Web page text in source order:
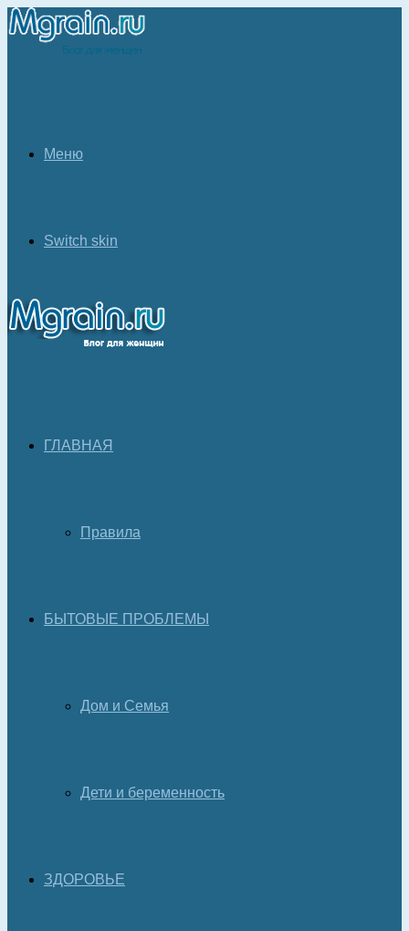
Меню
Switch skin
ГЛАВНАЯ
Правила
БЫТОВЫЕ ПРОБЛЕМЫ
Дом и Семья
Дети и беременность
ЗДОРОВЬЕ